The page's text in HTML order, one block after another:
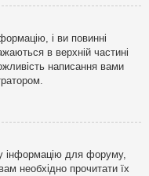
і ви повинні
в верхній частині
написання вами
інформацію для форуму,
необхідно прочитати їх